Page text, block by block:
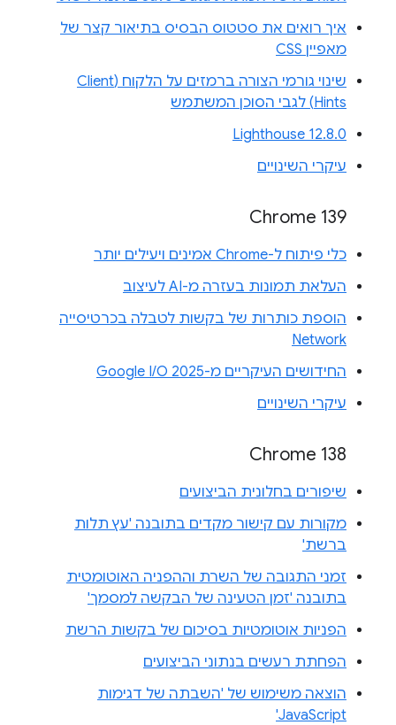
איך רואים את סטטוס הבסיס בתיאור קצר של
מאפיין CSS
שינוי גורמי הצורה ברמזים על הלקוח (Client
Hints) לגבי הסוכן המשתמש
Lighthouse 12.8.0
עיקרי השינויים
Chrome 139
כלי פיתוח ל-Chrome אמינים ויעילים יותר
העלאת תמונות בעזרה מ-AI לעיצוב
הוספת כותרות של בקשות לטבלה בכרטיסייה
Network
החידושים העיקריים מ-Google I/O 2025
עיקרי השינויים
Chrome 138
שיפורים בחלונית הביצועים
מקורות עם קישור מקדים בתובנה 'עץ תלות
ברשת'
זמני התגובה של השרת וההפניה האוטומטית
בתובנה 'זמן הטעינה של הבקשה למסמך'
הפניות אוטומטיות בסיכום של בקשות הרשת
הפחתת רעשים בנתוני הביצועים
הוצאה משימוש של 'השבתה של דגימות
JavaScript'